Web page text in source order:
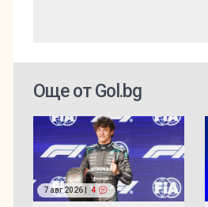
Още от Gol.bg
7 авг 2026 | 4